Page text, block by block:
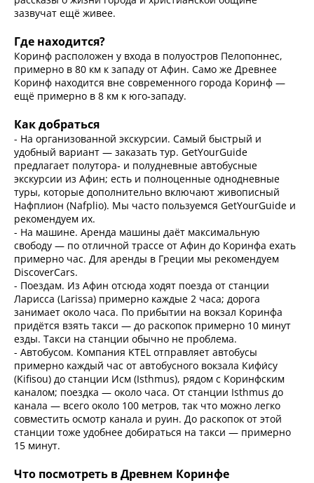
зазвучат ещё живее.
Где находится?
Коринф расположен у входа в полуостров Пелопоннес,
примерно в 80 км к западу от Афин. Само же Древнее
Коринф находится вне современного города Коринф —
ещё примерно в 8 км к юго‑западу.
Как добраться
- На организованной экскурсии. Самый быстрый и
удобный вариант — заказать тур. GetYourGuide
предлагает полутора‑ и полудневные автобусные
экскурсии из Афин; есть и полноценные однодневные
туры, которые дополнительно включают живописный
Нафплион (Nafplio). Мы часто пользуемся GetYourGuide и
рекомендуем их.
- На машине. Аренда машины даёт максимальную
свободу — по отличной трассе от Афин до Коринфа ехать
примерно час. Для аренды в Греции мы рекомендуем
DiscoverCars.
- Поездам. Из Афин отсюда ходят поезда от станции
Ларисса (Larissa) примерно каждые 2 часа; дорога
занимает около часа. По прибытии на вокзал Коринфа
придётся взять такси — до раскопок примерно 10 минут
езды. Такси на станции обычно не проблема.
- Автобусом. Компания KTEL отправляет автобусы
примерно каждый час от автобусного вокзала Кифи́су
(Kifisou) до станции Исм (Isthmus), рядом с Коринфским
каналом; поездка — около часа. От станции Isthmus до
канала — всего около 100 метров, так что можно легко
совместить осмотр канала и руин. До раскопок от этой
станции тоже удобнее добираться на такси — примерно
15 минут.
Что посмотреть в Древнем Коринфе